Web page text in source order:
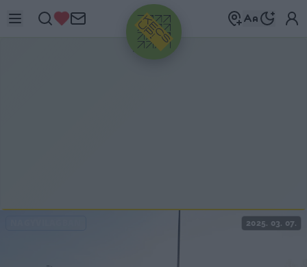
HIRDETÉS
2025. 03. 07.